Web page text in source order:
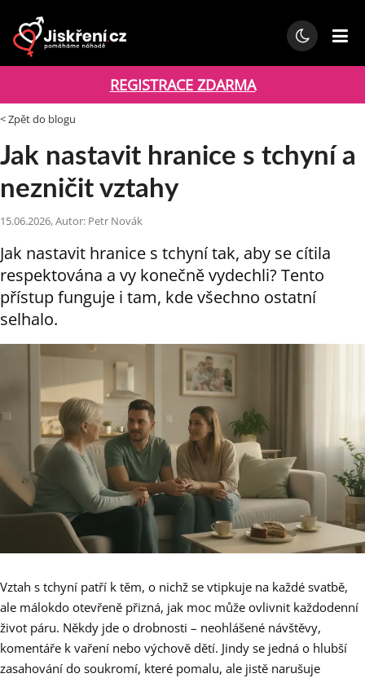
REGISTRACE ZDARMA
< Zpět do blogu
Jak nastavit hranice s tchyní a
nezničit vztahy
15.06.2026, Autor: Petr Novák
Jak nastavit hranice s tchyní tak, aby se cítila
respektována a vy konečně vydechli? Tento
přístup funguje i tam, kde všechno ostatní
selhalo.
Vztah s tchyní patří k těm, o nichž se vtipkuje na každé svatbě,
ale málokdo otevřeně přizná, jak moc může ovlivnit každodenní
život páru. Někdy jde o drobnosti – neohlášené návštěvy,
komentáře k vaření nebo výchově dětí. Jindy se jedná o hlubší
zasahování do soukromí, které pomalu, ale jistě narušuje